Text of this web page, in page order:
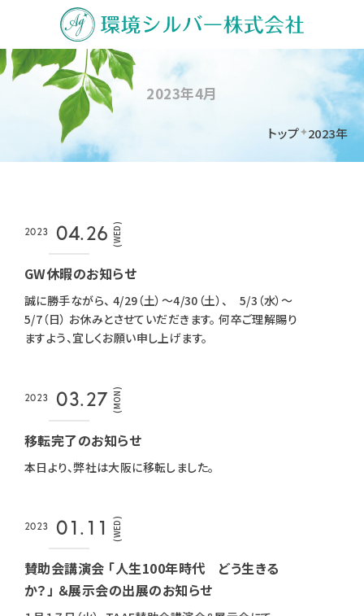
2023年4月
トップ 2023年
2023 04.26 (WED)
GW休暇のお知らせ
誠に勝手ながら、 4/29（土）～4/30（土）、 5/3（水）～
5/7（日） お休みとさせていだだきます。 何卒ご理解賜り
ますよう、宜しくお願い申し上げます。
2023 03.27 (MON)
移転完了のお知らせ
本日より、弊社は大阪に移転しました。
2023 01.11 (WED)
賛助会講演会 「人生100年時代 どう生きる
か？」 ＆展示会の出展のお知らせ